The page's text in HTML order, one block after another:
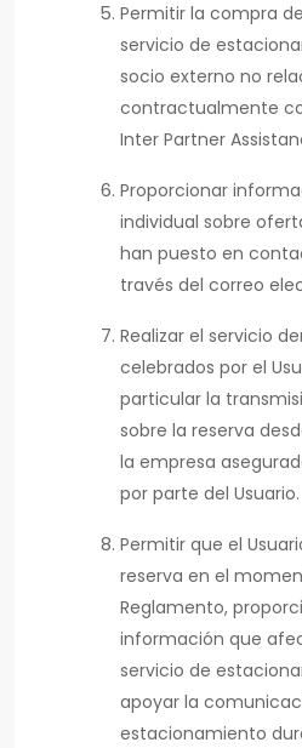
Permitir la compra
servicio de
socio externo no
contractualmente
Inter Partner
Proporcionar
individual sobre
han puesto en
través del correo
Realizar el servicio
celebrados por el
particular la
sobre la reserva
la empresa
por parte del Usuario.
Permitir que el
reserva en el
Reglamento,
información que
servicio de
apoyar la
estacionamiento